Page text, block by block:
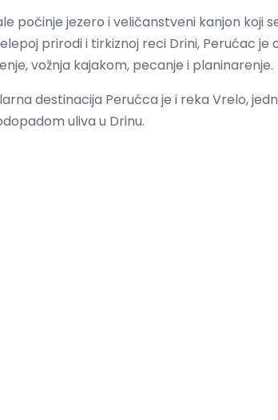
počinje jezero i veličanstveni kanjon koji
prirodi i tirkiznoj reci Drini, Perućac je
vožnja kajakom, pecanje i planinarenje.
destinacija Perućca je i reka Vrelo,
uliva u Drinu.